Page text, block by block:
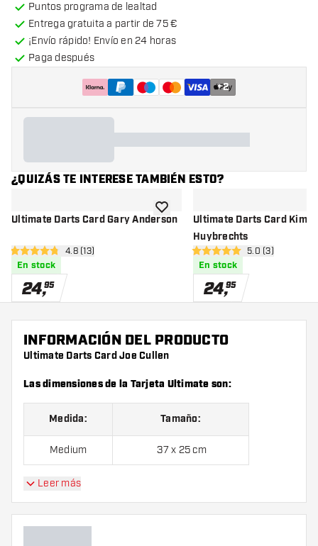
Puntos programa de lealtad
Entrega gratuita a partir de 75 €
¡Envío rápido! Envío en 24 horas
Paga después
+2
¿QUIZÁS TE INTERESE TAMBIÉN ESTO?
Ultimate Darts Card Gary Anderson
abrir panel de reseñas
4.8 estrellas de puntuación
4.8 (13)
En stock
24,95
añadir a la lista de deseos
Ultimate Darts Card Kim
Huybrechts
abrir panel de
5 estrellas de puntuación
5.0 (3)
En stock
24,95
INFORMACIÓN DEL PRODUCTO
Ultimate Darts Card Joe Cullen
Las dimensiones de la Tarjeta Ultimate son:
Medida: Tamaño:
Medium 37 x 25 cm
Leer más